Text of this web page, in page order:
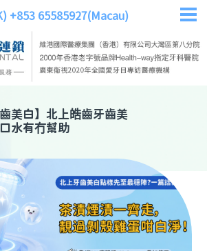
+853 65585927(Macau)
美白】 北上皓齒牙齒美
水有冇幫助